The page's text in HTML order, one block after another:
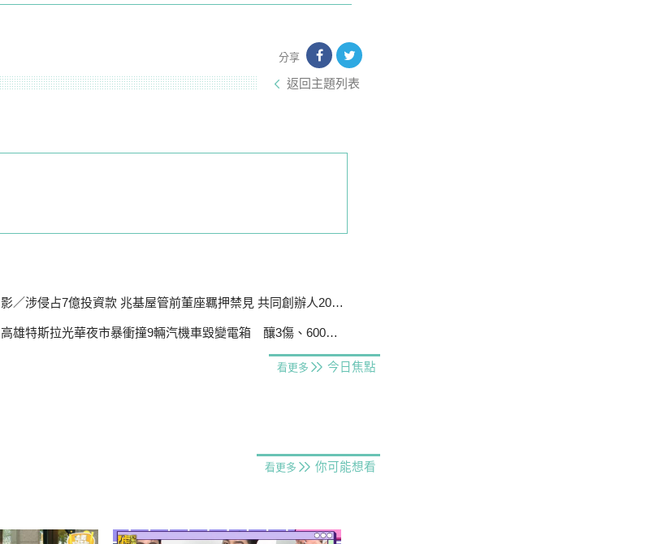
分享
返回主題列表
影／涉侵占7億投資款 兆基屋管前董座羈押禁見 共同創辦人200萬交保
高雄特斯拉光華夜市暴衝撞9輛汽機車毀變電箱 釀3傷、600戶停電
看更多 今日焦點
看更多 你可能想看